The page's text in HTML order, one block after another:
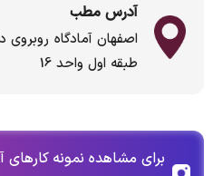
آدرس مطب
اصفهان آمادگاه
طبقه اول واحد 16
برای مشاهده نمونه کارهای